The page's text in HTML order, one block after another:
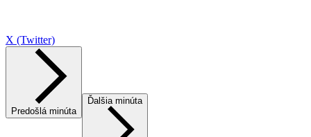
X (Twitter)
Predošlá minúta
Ďalšia minúta